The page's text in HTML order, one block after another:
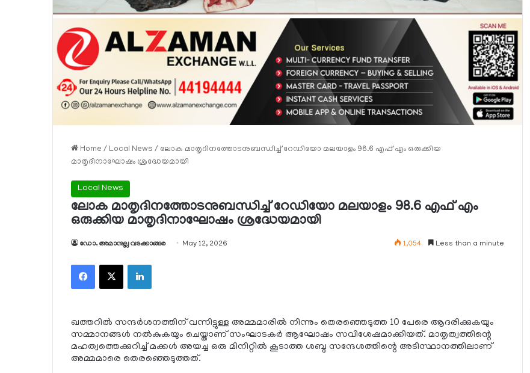
Home / Local News / ലോക മാതൃദിനത്തോടനുബന്ധിച്ച് റേഡിയോ മലയാളം 98.6 എഫ് എം ഒരുക്കിയ
മാതൃദിനാഘോഷം ശ്രദ്ധേയമായി
Local News
ലോക മാതൃദിനത്തോടനുബന്ധിച്ച് റേഡിയോ മലയാളം 98.6 എഫ് എം
ഒരുക്കിയ മാതൃദിനാഘോഷം ശ്രദ്ധേയമായി
ഡോ. അമാനുല്ല വടക്കാങ്ങര May 12, 2026 1,054 Less than a minute
Facebook
X LinkedIn
ഖത്തറില്‍ സന്ദര്‍ശനത്തിന് വന്നിട്ടുള്ള അമ്മമാരില്‍ നിന്നും തെരഞ്ഞെടുത്ത 10 പേരെ ആദരിക്കുകയും
സമ്മാനങ്ങള്‍ നല്‍കുകയും ചെയ്താണ് സംഘാടകര്‍ ആഘോഷം സവിശേഷമാക്കിയത്. മാതൃത്വത്തിന്റെ
മഹത്വത്തെക്കുറിച്ച് മക്കള്‍ അയച്ച ഒരു മിനിറ്റില്‍ കൂടാത്ത ശബ്ദ സന്ദേശത്തിന്റെ അടിസ്ഥാനത്തിലാണ്
അമ്മമാരെ തെരഞ്ഞെടുത്തത്.